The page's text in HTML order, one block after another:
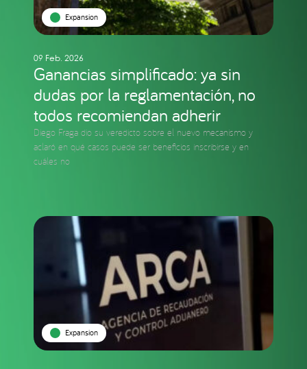
Expansion
09 Feb. 2026
Ganancias simplificado: ya sin
dudas por la reglamentación, no
todos recomiendan adherir
Diego Fraga dio su veredicto sobre el nuevo mecanismo y
aclaró en qué casos puede ser beneficios inscribirse y en
cuáles no
Expansion